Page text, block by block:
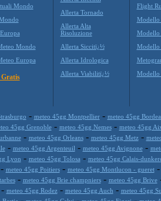
Mondo
Mondo
Europa
Gratis
Allerta Tornado
Allerta Alta
Risoluzione
Allerta Siccitï¿½
Allerta Idrologica
Allerta Viabilitï¿½
Flight
Modello
Modello
Modello
Modello
- meteo 45gg Montpellier- meteo 45gg
45gg Grenoble- meteo 45gg Nemes- meteo 45gg
- meteo 45gg Orleans- meteo 45gg Metz -
- meteo 45gg Argenteuil - meteo 45gg Avignone-
Lyon - meteo 45gg Tolosa - meteo 45gg Calais-
meteo 45gg Poitiers- meteo 45gg Montlucon - gueret
- meteo 45gg Brie champniers- meteo 45gg Brive
- meteo 45gg Rodez - meteo 45gg Auch - meteo 45gg